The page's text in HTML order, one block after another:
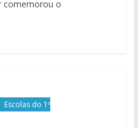
comemorou o
Escolas do 1º